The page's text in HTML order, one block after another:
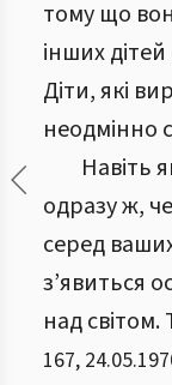
тому що
інших
Діти, які
неодмінно
Навіть
одразу ж,
серед
з’явиться
над
167,